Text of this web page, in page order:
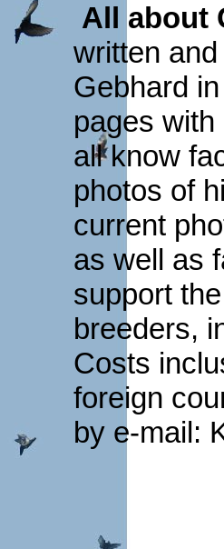
All about
written
Gebhard
pages
all know
photos of
current
as well as
support
breeders,
Costs
foreign
by e-mail: